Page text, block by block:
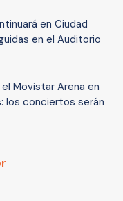
en Ciudad
en el Auditorio
Movistar Arena en
los conciertos serán